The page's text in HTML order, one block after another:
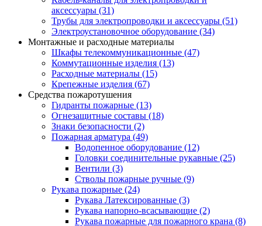
аксессуары (31)
Трубы для электропроводки и аксессуары (51)
Электроустановочное оборудование (34)
Монтажные и расходные материалы
Шкафы телекоммуникационные (47)
Коммутационные изделия (13)
Расходные материалы (15)
Крепежные изделия (67)
Средства пожаротушения
Гидранты пожарные (13)
Огнезащитные составы (18)
Знаки безопасности (2)
Пожарная арматура (49)
Водопенное оборудование (12)
Головки соединительные рукавные (25)
Вентили (3)
Стволы пожарные ручные (9)
Рукава пожарные (24)
Рукава Латексированные (3)
Рукава напорно-всасывающие (2)
Рукава пожарные для пожарного крана (8)